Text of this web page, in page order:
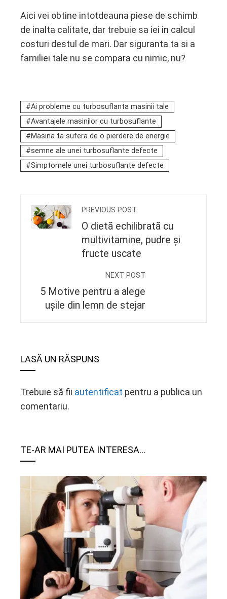
Aici vei obtine intotdeauna piese de schimb
de inalta calitate, dar trebuie sa iei in calcul
costuri destul de mari. Dar siguranta ta si a
familiei tale nu se compara cu nimic, nu?
Ai probleme cu turbosuflanta masinii tale
Avantajele masinilor cu turbosuflante
Masina ta sufera de o pierdere de energie
semne ale unei turbosuflante defecte
Simptomele unei turbosuflante defecte
PREVIOUS POST
O dietă echilibrată cu
multivitamine, pudre și
fructe uscate
NEXT POST
5 Motive pentru a alege
ușile din lemn de stejar
LASĂ UN RĂSPUNS
Trebuie să fii autentificat pentru a publica un
comentariu.
TE-AR MAI PUTEA INTERESA...